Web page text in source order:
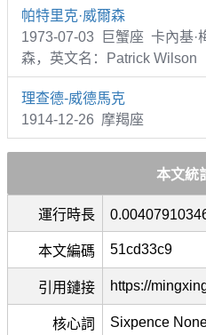
帕特里克·威爾森
1973-07-03 巨蟹座 卡內基·
森，英文名：Patrick Wilson
理查德-威德馬克
1914-12-26 摩羯座
本文統
運行時長
本文編碼 51cd33c9
引用鏈接 https://
核心詞 Sixpence